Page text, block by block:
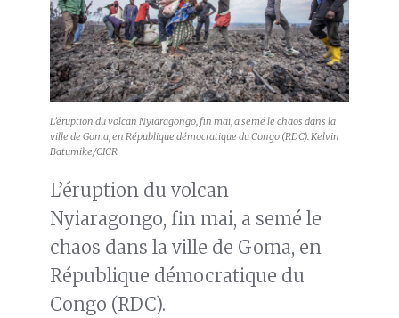
L’éruption du volcan Nyiaragongo, fin mai, a semé le chaos dans la
ville de Goma, en République démocratique du Congo (RDC). Kelvin
Batumike/CICR
L’éruption du volcan
Nyiaragongo, fin mai, a semé le
chaos dans la ville de Goma, en
République démocratique du
Congo (RDC).